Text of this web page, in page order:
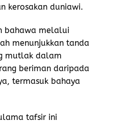
kerosakan duniawi.
bahawa melalui
menunjukkan tanda
mutlak dalam
beriman daripada
termasuk bahaya
tafsir ini